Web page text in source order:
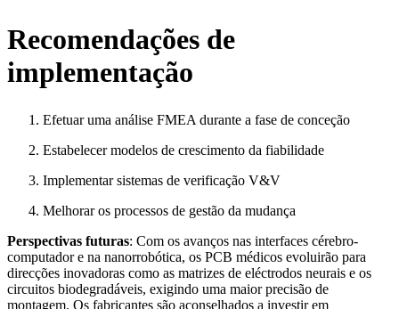
Recomendações de
implementação
Efetuar uma análise FMEA durante a fase de conceção
Estabelecer modelos de crescimento da fiabilidade
Implementar sistemas de verificação V&V
Melhorar os processos de gestão da mudança
Perspectivas futuras: Com os avanços nas interfaces cérebro-
computador e na nanorrobótica, os PCB médicos evoluirão para
direcções inovadoras como as matrizes de eléctrodos neurais e os
circuitos biodegradáveis, exigindo uma maior precisão de
montagem. Os fabricantes são aconselhados a investir em